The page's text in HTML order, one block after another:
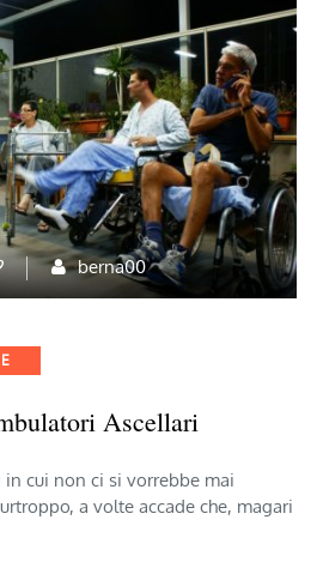
berna00
Ascellari
cui non ci si vorrebbe mai
a volte accade che, magari